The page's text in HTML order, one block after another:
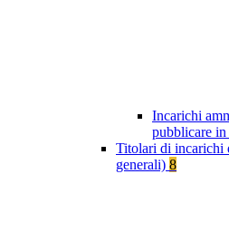
Incarichi
pubblicare in
Titolari di incarichi
generali) 8